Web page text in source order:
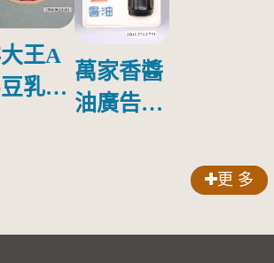
王A
乳罐
萬家香醬
油廣告塑
更 多